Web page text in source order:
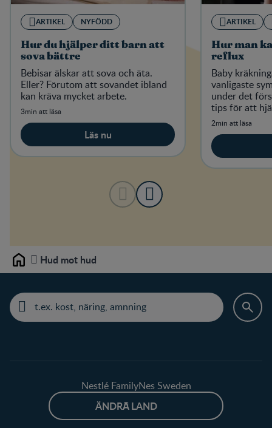
ARTIKEL NYFÖDD
Hur du hjälper ditt barn att
sova bättre
Bebisar älskar att sova och äta.
Eller? Förutom att sovandet ibland
kan kräva mycket arbete.
3min att läsa
Läs nu
ARTIKEL
Hur man
reflux
Baby
vanligaste
under det
tips för att
och lindra
2min att läsa
Home Hud mot hud
Nestlé FamilyNes Sweden
ÄNDRA LAND